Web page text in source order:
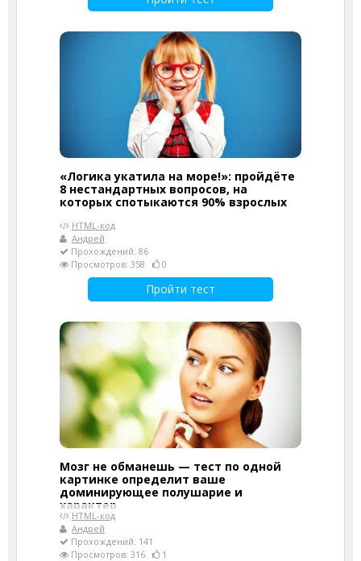
«Логика укатила на море!»: пройдёте
8 нестандартных вопросов, на
которых спотыкаются 90% взрослых
HTML-код
Андрей
Прохождений: 86
Просмотров: 358
0
Пройти тест
Мозг не обманешь — тест по одной
картинке определит ваше
доминирующее полушарие и
характер
HTML-код
Андрей
Прохождений: 141
Просмотров: 316
1